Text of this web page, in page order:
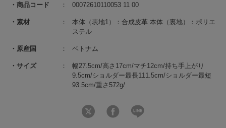
商品コード 00072610110053 11 00
素材
本体（表地1）：合成皮革 本体（裏地）：ポリエ
ステル
原産国 ベトナム
サイズ
幅27.5cm/高さ17cm/マチ12cm/持ち手上がり
9.5cm/ショルダー最長111.5cm/ショルダー最短
93.5cm/重さ572g/